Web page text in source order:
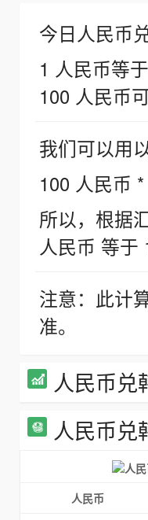
今日人民币
1 人民币等
100 人民币
我们可以用
100 人民币
所以，根据
人民币 等于
注意：此计
准。
人民币兑
人民币兑
人民币